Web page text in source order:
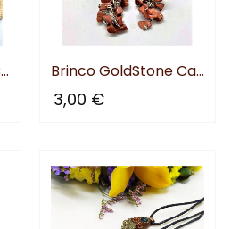
Brinco Argola com Cornalina Brinco GoldStone Cacho
3,00 €